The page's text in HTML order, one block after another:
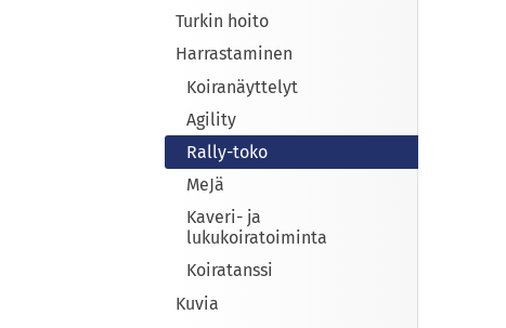
Turkin hoito
Harrastaminen
Koiranäyttelyt
Agility
Rally-toko
MeJä
Kaveri- ja
lukukoiratoiminta
Koiratanssi
Kuvia